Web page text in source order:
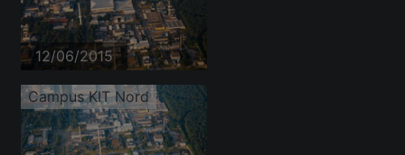
12/06/2015
Campus KIT Nord